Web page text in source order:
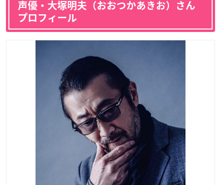
声優・大塚明夫（おおつかあきお）さん
プロフィール